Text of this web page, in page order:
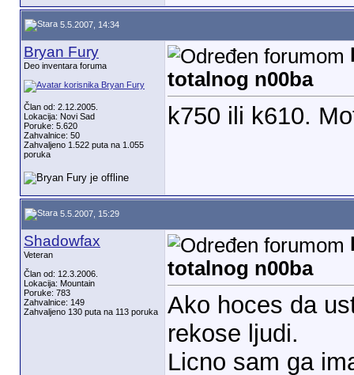
5.5.2007, 14:34
Bryan Fury
Deo inventara foruma
Član od: 2.12.2005.
Lokacija: Novi Sad
Poruke: 5.620
Zahvalnice: 50
Zahvaljeno 1.522 puta na 1.055
poruka
totalnog n00ba
k750 ili k610.
5.5.2007, 15:29
Shadowfax
Veteran
Član od: 12.3.2006.
Lokacija: Mountain
Poruke: 783
Zahvalnice: 149
Zahvaljeno 130 puta na 113 poruka
totalnog n00ba
Ako hoces da
rekose ljudi.
Licno sam ga